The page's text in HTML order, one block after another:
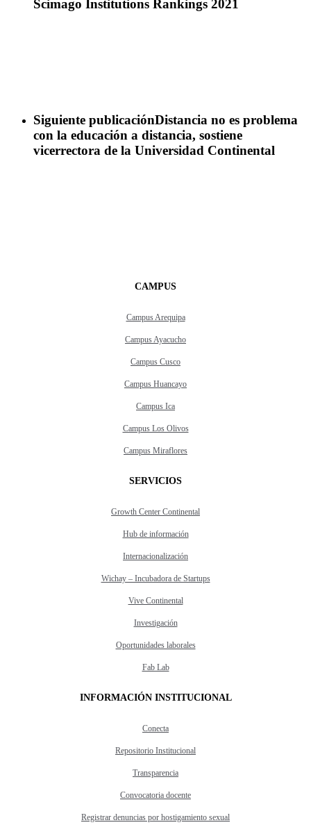
Scimago Institutions Rankings 2021
Siguiente publicaciónDistancia no es problema
con la educación a distancia, sostiene
vicerrectora de la Universidad Continental
CAMPUS
Campus Arequipa
Campus Ayacucho
Campus Cusco
Campus Huancayo
Campus Ica
Campus Los Olivos
Campus Miraflores
SERVICIOS
Growth Center Continental
Hub de información
Internacionalización
Wichay – Incubadora de Startups
Vive Continental
Investigación
Oportunidades laborales
Fab Lab
INFORMACIÓN INSTITUCIONAL
Conecta
Repositorio Institucional
Transparencia
Convocatoria docente
Registrar denuncias por hostigamiento sexual